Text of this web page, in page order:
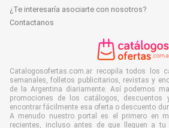
¿Te interesaría asociarte con nosotros?
Contactanos
Catalogosofertas.com.ar recopila todos los
semanales, folletos publicitarios, revistas y
de la Argentina diariamente. Así podemos
promociones de los catálogos, descuentos
encontrar fácilmente esa oferta o descuento
A menudo nuestro portal es el primero en
recientes, incluso antes de que lleguen a tu